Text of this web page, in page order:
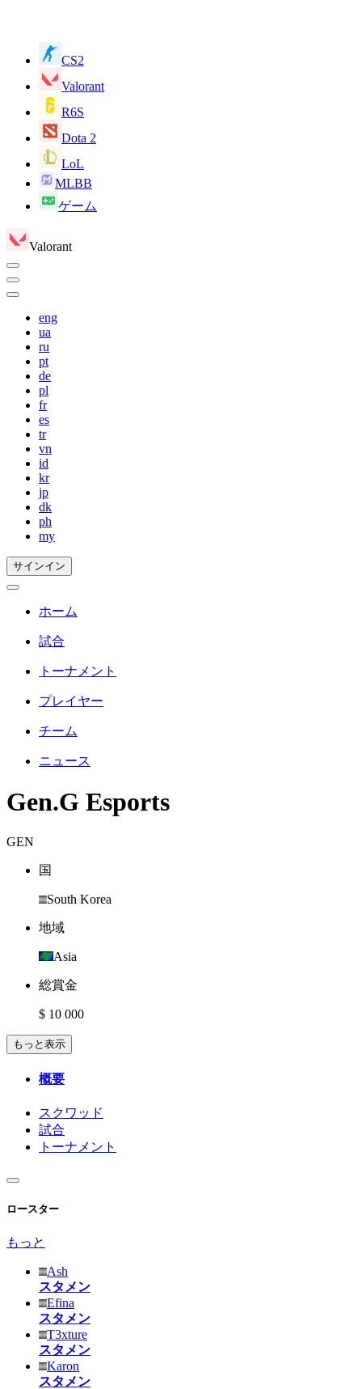
CS2
Valorant
R6S
Dota 2
LoL
MLBB
ゲーム
Valorant
eng
ua
ru
pt
de
pl
fr
es
tr
vn
id
kr
jp
dk
ph
my
サインイン
ホーム
試合
トーナメント
プレイヤー
チーム
ニュース
Gen.G Esports
GEN
国
South Korea
地域
Asia
総賞金
$ 10 000
もっと表示
概要
スクワッド
試合
トーナメント
ロースター
もっと
Ash
スタメン
Efina
スタメン
T3xture
スタメン
Karon
スタメン